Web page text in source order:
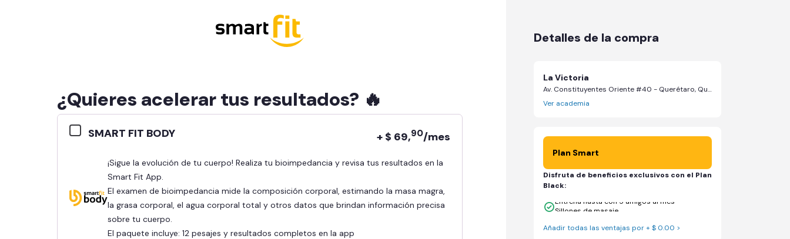
¿Quieres acelerar tus resultados? 🔥
SMART FIT BODY + $ 69,90/mes
¡Sigue la evolución de tu cuerpo! Realiza tu bioimpedancia y revisa tus resultados en la
Smart Fit App.
El examen de bioimpedancia mide la composición corporal, estimando la masa magra,
la grasa corporal, el agua corporal total y otros datos que brindan información precisa
sobre tu cuerpo.
El paquete incluye: 12 pesajes y resultados completos en la app
Detalles de la compra
La Victoria
Av. Constituyentes Oriente #40 - Querétaro, Querétaro
Ver academia
Plan Smart
Disfruta de beneficios exclusivos con el Plan
Black:
Sillones de masaje
Añadir todas las ventajas por + $ 0.00 >